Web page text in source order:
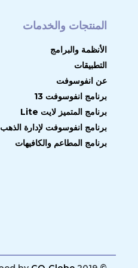
المنتجات والخدمات
الأنظمة والبرامج
التطبيقات
عن انفوسوفت
برنامج انفوسوفت 13
برنامج المتميز لايت Lite
برنامج انفوسوفت لإدارة الذهب
برنامج المطاعم والكافيهات